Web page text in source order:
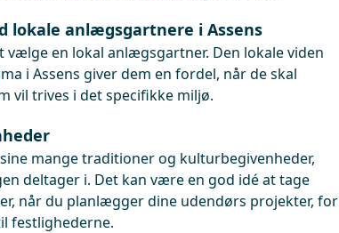
lokale anlægsgartnere i Assens
vælge en lokal anlægsgartner. Den lokale viden
i Assens giver dem en fordel, når de skal
vil trives i det specifikke miljø.
mange traditioner og kulturbegivenheder,
deltager i. Det kan være en god idé at tage
når du planlægger dine udendørs projekter, for
festlighederne.